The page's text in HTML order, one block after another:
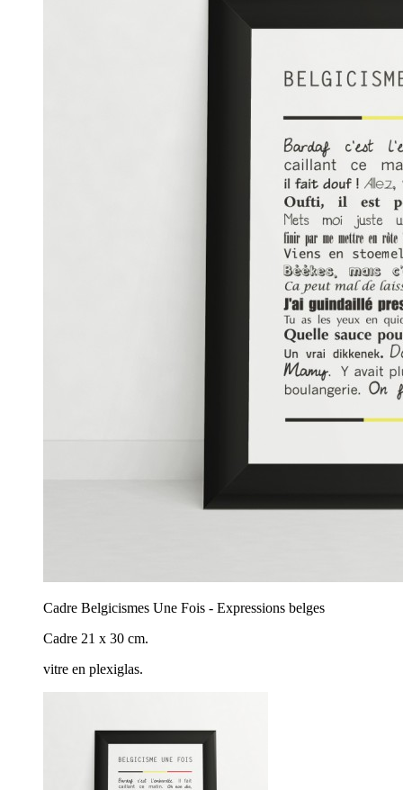
Cadre Belgicismes Une Fois - Expressions belges
Cadre 21 x 30 cm.
vitre en plexiglas.